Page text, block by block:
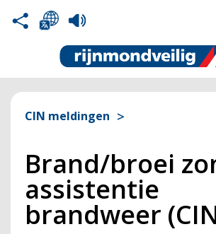
CIN meldingen
Brand/broei
assistentie
brandweer